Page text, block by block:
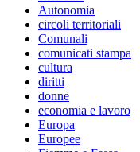
Autonomia
circoli territoriali
Comunali
comunicati stampa
cultura
diritti
donne
economia e lavoro
Europa
Europee